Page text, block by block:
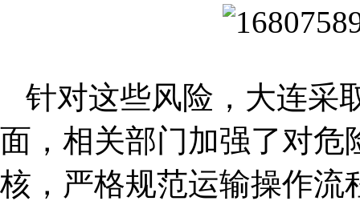
针对这些风险，大连采
面，相关部门加强了对危
核，严格规范运输操作流